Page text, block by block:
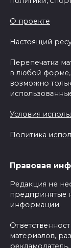
О проекте
Настоящий
Перепечатка
в любой
возможно
Условия
Политика
Правовая
Редакция не
предпринятые
информации.
материалов,
рекламодатель.